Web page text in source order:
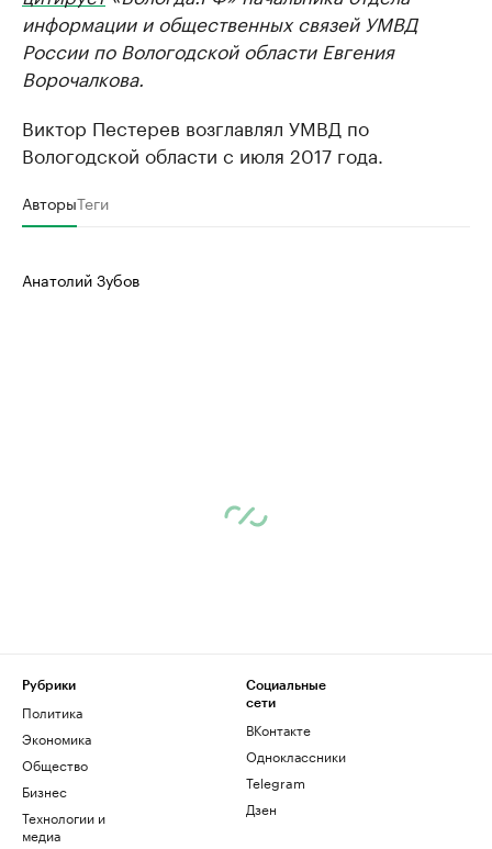
информации и общественных связей УМВД
России по Вологодской области Евгения
Ворочалкова.
Виктор Пестерев возглавлял УМВД по
Вологодской области с июля 2017 года.
АвторыТеги
Анатолий Зубов
Рубрики
Политика
Экономика
Общество
Бизнес
Технологии и
медиа
Социальные
сети
ВКонтакте
Одноклассники
Telegram
Дзен